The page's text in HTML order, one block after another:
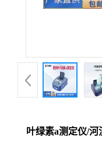
叶绿素a测定仪/